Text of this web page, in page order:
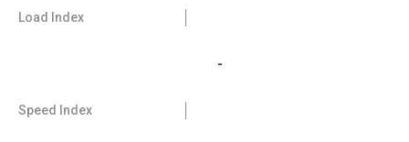
Load Index
-
Speed Index